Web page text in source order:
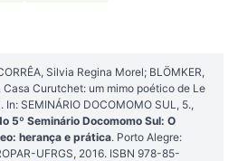
Silvia Regina Morel; BLÖMKER,
Casa Curutchet: um mimo poético de Le
SEMINÁRIO DOCOMOMO SUL, 5.,
5º Seminário Docomomo Sul: O
herança e prática. Porto Alegre:
UFRGS, 2016. ISBN 978-85-